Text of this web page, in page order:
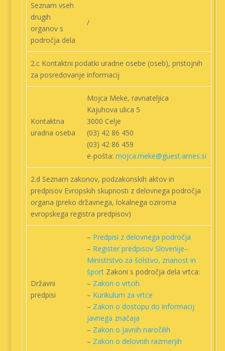
Seznam vseh
drugih
organov s
področja dela
/
2.c Kontaktni podatki uradne osebe (oseb), pristojnih
za posredovanje informacij
Kontaktna
uradna oseba
Mojca Meke, ravnateljica
Kajuhova ulica 5
3000 Celje
(03) 42 86 450
(03) 42 86 459
e-pošta: mojca.meke@guest.arnes.si
2.d Seznam zakonov, podzakonskih aktov in
predpisov Evropskih skupnosti z delovnega področja
organa (preko državnega, lokalnega oziroma
evropskega registra predpisov)
Državni
predpisi
– Predpisi z delovnega področja
– Register predpisov Slovenije–
Ministrstvo za šolstvo, znanost in
šport Zakoni s področja dela vrtca:
– Zakon o vrtcih
– Kurikulum za vrtce
– Zakon o dostopu do informacij
javnega značaja
– Zakon o javnih naročilih
– Zakon o delovnih razmerjih